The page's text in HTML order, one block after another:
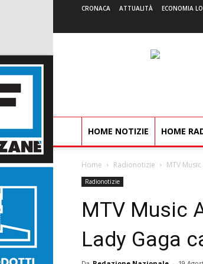
CRONACA ATTUALITÀ ECONOMIA
HOME NOTIZIE HOME
Home Radionotizie MTV
Radionotizie
MTV Music
Lady Gaga